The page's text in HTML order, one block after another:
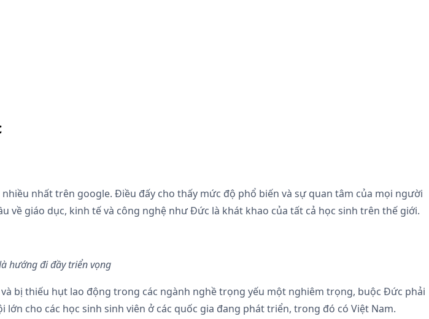
nhất trên google. Điều đấy cho thấy mức độ phổ biến và sự quan tâm của mọi người
giáo dục, kinh tế và công nghệ như Đức là khát khao của tất cả học sinh trên thế giới.
hướng đi đầy triển vọng
bị thiếu hụt lao động trong các ngành nghề trọng yếu một nghiêm trọng, buộc Đức phải
cho các học sinh sinh viên ở các quốc gia đang phát triển, trong đó có Việt Nam.